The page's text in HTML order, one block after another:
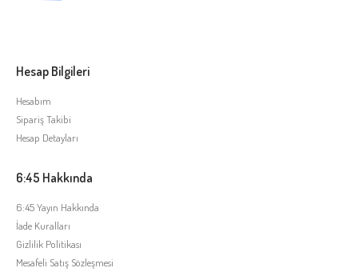
Hesap Bilgileri
Hesabım
Sipariş Takibi
Hesap Detayları
6:45 Hakkında
6:45 Yayın Hakkında
İade Kuralları
Gizlilik Politikası
Mesafeli Satış Sözleşmesi